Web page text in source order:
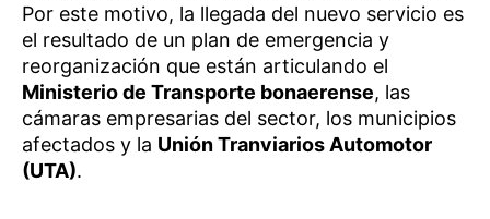
Por este motivo, la llegada del nuevo servicio es
el resultado de un plan de emergencia y
reorganización que están articulando el
Ministerio de Transporte bonaerense, las
cámaras empresarias del sector, los municipios
afectados y la Unión Tranviarios Automotor
(UTA).